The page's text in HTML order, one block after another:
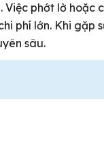
Việc phớt lờ hoặc
phí lớn. Khi gặp
sâu.